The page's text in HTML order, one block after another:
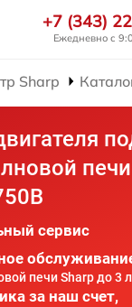
+7 (343)
Ежедневно с
Sharp
печи
сервис
печи Sharp до 3
за наш счет,